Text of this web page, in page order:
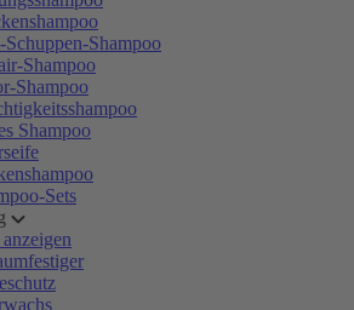
Shampoo
Shampoo
Shampoo
Shampoo
Sets